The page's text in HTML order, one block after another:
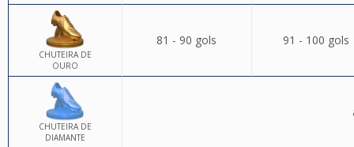
CHUTEIRA DE
OURO
81 - 90 gols 91 - 100 gols
CHUTEIRA DE
DIAMANTE